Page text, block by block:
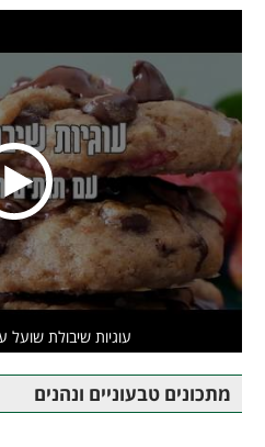
עוגיות שיבולת שועל
מתכונים טבעוניים ונהנים